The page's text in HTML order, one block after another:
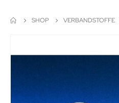
SHOP VERBANDSTOFFE